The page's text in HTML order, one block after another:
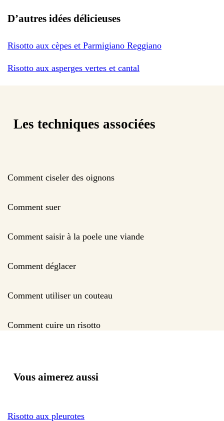
D’autres idées délicieuses
Risotto aux cèpes et Parmigiano Reggiano
Risotto aux asperges vertes et cantal
Les techniques associées
Comment ciseler des oignons
Comment suer
Comment saisir à la poele une viande
Comment déglacer
Comment utiliser un couteau
Comment cuire un risotto
Vous aimerez aussi
Risotto aux pleurotes